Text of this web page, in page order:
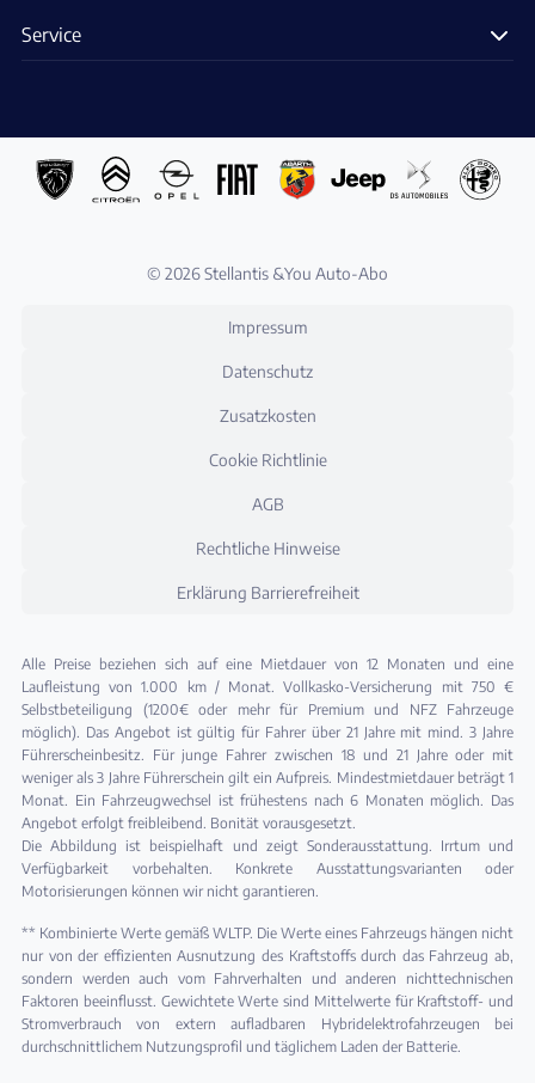
Service
© 2026 Stellantis &You Auto-Abo
Impressum
Datenschutz
Zusatzkosten
Cookie Richtlinie
AGB
Rechtliche Hinweise
Erklärung Barrierefreiheit
Alle Preise beziehen sich auf eine Mietdauer von 12 Monaten und eine
Laufleistung von 1.000 km / Monat. Vollkasko-Versicherung mit 750 €
Selbstbeteiligung (1200€ oder mehr für Premium und NFZ Fahrzeuge
möglich). Das Angebot ist gültig für Fahrer über 21 Jahre mit mind. 3 Jahre
Führerscheinbesitz. Für junge Fahrer zwischen 18 und 21 Jahre oder mit
weniger als 3 Jahre Führerschein gilt ein Aufpreis. Mindestmietdauer beträgt 1
Monat. Ein Fahrzeugwechsel ist frühestens nach 6 Monaten möglich. Das
Angebot erfolgt freibleibend. Bonität vorausgesetzt.
Die Abbildung ist beispielhaft und zeigt Sonderausstattung. Irrtum und
Verfügbarkeit vorbehalten. Konkrete Ausstattungsvarianten oder
Motorisierungen können wir nicht garantieren.
** Kombinierte Werte gemäß WLTP. Die Werte eines Fahrzeugs hängen nicht
nur von der effizienten Ausnutzung des Kraftstoffs durch das Fahrzeug ab,
sondern werden auch vom Fahrverhalten und anderen nichttechnischen
Faktoren beeinflusst. Gewichtete Werte sind Mittelwerte für Kraftstoff- und
Stromverbrauch von extern aufladbaren Hybridelektrofahrzeugen bei
durchschnittlichem Nutzungsprofil und täglichem Laden der Batterie.